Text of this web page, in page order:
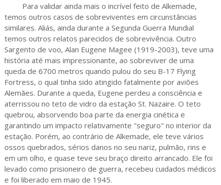
Para validar ainda mais o incrível feito de Alkemade,
temos outros casos de sobreviventes em circunstâncias
similares. Aliás, ainda durante a Segunda Guerra Mundial
temos outros relatos parecidos de sobrevivência. Outro
Sargento de voo, Alan Eugene Magee (1919-2003), teve uma
história até mais impressionante, ao sobreviver de uma
queda de 6700 metros quando pulou do seu B-17 Flying
Fortress, o qual tinha sido atingido fatalmente por aviões
Alemães. Durante a queda, Eugene perdeu a consciência e
aterrissou no teto de vidro da estação St. Nazaire. O teto
quebrou, absorvendo boa parte da energia cinética e
garantindo um impacto relativamente "seguro" no interior da
estação. Porém, ao contrário de Alkemade, ele teve vários
ossos quebrados, sérios danos no seu nariz, pulmão, rins e
em um olho, e quase teve seu braço direito arrancado. Ele foi
levado como prisioneiro de guerra, recebeu cuidados médicos
e foi liberado em maio de 1945.